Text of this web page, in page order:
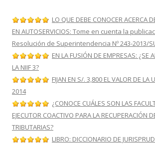
LO QUE DEBE CONOCER ACERCA
EN AUTOSERVICIOS: Tome en cuenta la
Resolución de Superintendencia Nº 243-2013/
EN LA FUSIÓN DE EMPRESAS: ¿SE
LA NIIF 3?
FIJAN EN S/. 3,800 EL VALOR DE LA
2014
¿CONOCE CUÁLES SON LAS
EJECUTOR COACTIVO PARA LA RECUPERACIÓN
TRIBUTARIAS?
LIBRO: DICCIONARIO DE